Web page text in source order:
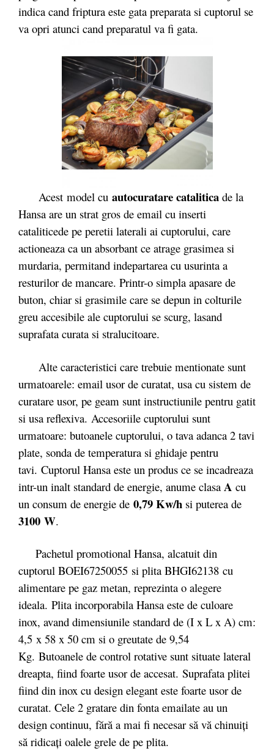
indica cand friptura este gata preparata si cuptorul se
va opri atunci cand preparatul va fi gata.
Acest model cu autocuratare catalitica de la
Hansa are un strat gros de email cu inserti
cataliticede pe peretii laterali ai cuptorului, care
actioneaza ca un absorbant ce atrage grasimea si
murdaria, permitand indepartarea cu usurinta a
resturilor de mancare. Printr-o simpla apasare de
buton, chiar si grasimile care se depun in colturile
greu accesibile ale cuptorului se scurg, lasand
suprafata curata si stralucitoare.
Alte caracteristici care trebuie mentionate sunt
urmatoarele: email usor de curatat, usa cu sistem de
curatare usor, pe geam sunt instructiunile pentru gatit
si usa reflexiva. Accesoriile cuptorului sunt
urmatoare: butoanele cuptorului, o tava adanca 2 tavi
plate, sonda de temperatura si ghidaje pentru
tavi. Cuptorul Hansa este un produs ce se incadreaza
intr-un inalt standard de energie, anume clasa A cu
un consum de energie de 0,79 Kw/h si puterea de
3100 W.
Pachetul promotional Hansa, alcatuit din
cuptorul BOEI67250055 si plita BHGI62138 cu
alimentare pe gaz metan, reprezinta o alegere
ideala. Plita incorporabila Hansa este de culoare
inox, avand dimensiunile standard de (I x L x A) cm:
4,5 x 58 x 50 cm si o greutate de 9,54
Kg. Butoanele de control rotative sunt situate lateral
dreapta, fiind foarte usor de accesat. Suprafata plitei
fiind din inox cu design elegant este foarte usor de
curatat. Cele 2 gratare din fonta emailate au un
design continuu, fără a mai fi necesar să vă chinuiţi
să ridicaţi oalele grele de pe plita.